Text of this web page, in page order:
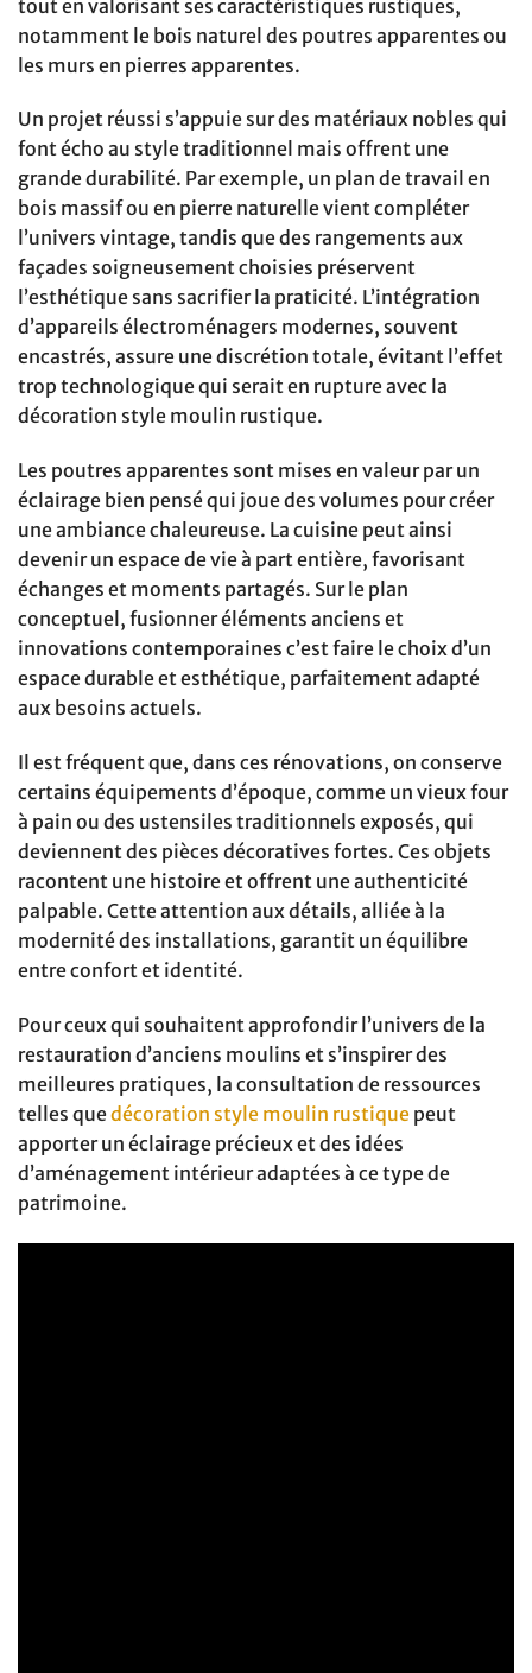
tout en valorisant ses caractéristiques rustiques,
notamment le bois naturel des poutres apparentes ou
les murs en pierres apparentes.
Un projet réussi s’appuie sur des matériaux nobles qui
font écho au style traditionnel mais offrent une
grande durabilité. Par exemple, un plan de travail en
bois massif ou en pierre naturelle vient compléter
l’univers vintage, tandis que des rangements aux
façades soigneusement choisies préservent
l’esthétique sans sacrifier la praticité. L’intégration
d’appareils électroménagers modernes, souvent
encastrés, assure une discrétion totale, évitant l’effet
trop technologique qui serait en rupture avec la
décoration style moulin rustique.
Les poutres apparentes sont mises en valeur par un
éclairage bien pensé qui joue des volumes pour créer
une ambiance chaleureuse. La cuisine peut ainsi
devenir un espace de vie à part entière, favorisant
échanges et moments partagés. Sur le plan
conceptuel, fusionner éléments anciens et
innovations contemporaines c’est faire le choix d’un
espace durable et esthétique, parfaitement adapté
aux besoins actuels.
Il est fréquent que, dans ces rénovations, on conserve
certains équipements d’époque, comme un vieux four
à pain ou des ustensiles traditionnels exposés, qui
deviennent des pièces décoratives fortes. Ces objets
racontent une histoire et offrent une authenticité
palpable. Cette attention aux détails, alliée à la
modernité des installations, garantit un équilibre
entre confort et identité.
Pour ceux qui souhaitent approfondir l’univers de la
restauration d’anciens moulins et s’inspirer des
meilleures pratiques, la consultation de ressources
telles quedécoration style moulin rustique peut
apporter un éclairage précieux et des idées
d’aménagement intérieur adaptées à ce type de
patrimoine.